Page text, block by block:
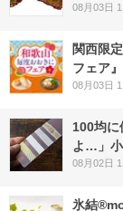
08月03日
関西限
フェア
08月03日
100均に
よ…」小
08月02日
氷結